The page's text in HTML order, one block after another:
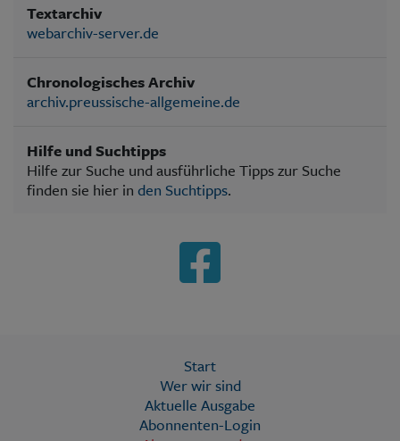
Textarchiv
webarchiv-server.de
Chronologisches Archiv
archiv.preussische-allgemeine.de
Hilfe und Suchtipps
Hilfe zur Suche und ausführliche Tipps zur Suche
finden sie hier in den Suchtipps.
Start
Wer wir sind
Aktuelle Ausgabe
Abonnenten-Login